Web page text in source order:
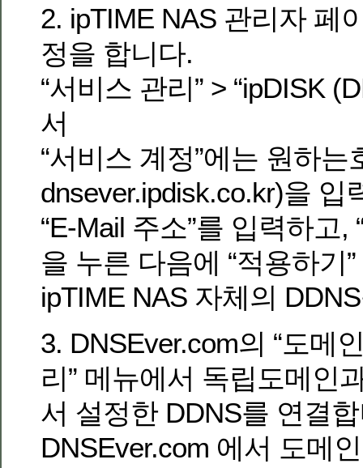
2. ipTIME NAS 관리자 페
정을 합니다.
“서비스 관리” > “ipDISK
서
“서비스 계정”에는 원하는
dnsever.ipdisk.co.kr)을 입
“E-Mail 주소”를 입력하고,
을 누른 다음에 “적용하기
ipTIME NAS 자체의
3. DNSEver.com의 “도메
리” 메뉴에서 독립도메인
서 설정한 DDNS를 연결
DNSEver.com 에서 도메